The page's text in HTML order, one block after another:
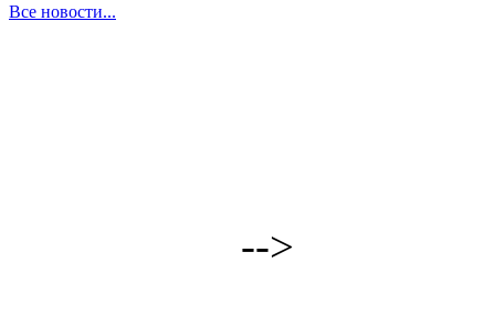
Все новости...
-->